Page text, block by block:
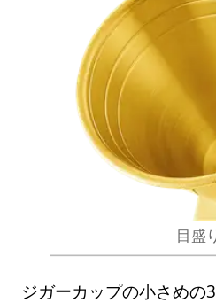
目盛
ジガーカップの小さめの